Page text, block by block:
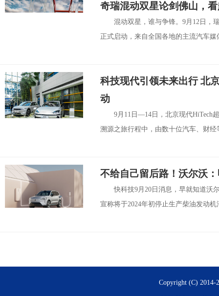
奇瑞混动双星论剑佛山，
混动双星，谁与争锋。9月12日，
正式启动，来自全国各地的主流汽车
科技现代引领未来出行 北
动
9月11日—14日，北京现代HiTech
溯源之旅行程中，由数十位汽车、财
不给自己留后路！沃尔沃
快科技9月20日消息，早就知道沃
宣称将于2024年初停止生产柴油发动
Copyright (C) 2014-